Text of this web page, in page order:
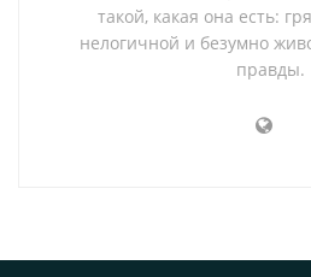
такой, какая она есть:
нелогичной и безумно
правды.